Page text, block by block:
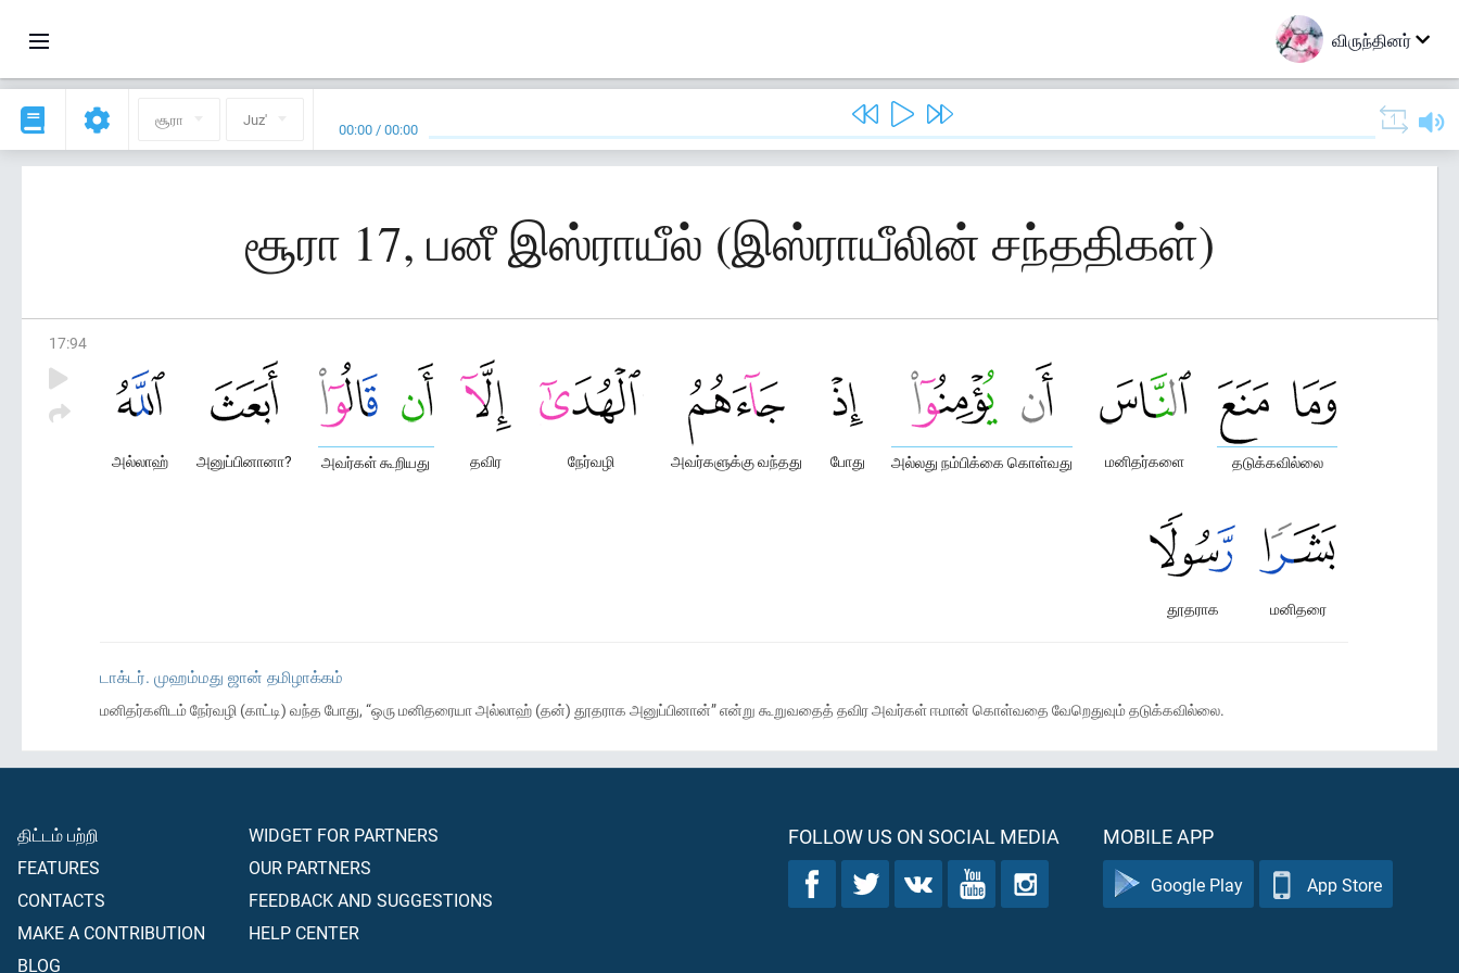
விருந்தினர்
சூரா Juz' 00:00 /00:00
சூரா 17, பனீ இஸ்ராயீல் (இஸ்ராயீலின் சந்ததிகள்)
17:94
தடுக்கவில்லை
மனிதர்களை
அல்லது நம்பிக்கை கொள்வது
போது
அவர்களுக்கு வந்தது
நேர்வழி
தவிர
அவர்கள் கூறியது
அனுப்பினானா?
அல்லாஹ்
மனிதரை
தூதராக
டாக்டர். முஹம்மது ஜான் தமிழாக்கம்
மனிதர்களிடம் நேர்வழி (காட்டி) வந்த போது, “ஒரு மனிதரையா அல்லாஹ் (தன்) தூதராக அனுப்பினான்” என்று கூறுவதைத் தவிர அவர்கள் ஈமான் கொள்வதை வேறெதுவும் தடுக்கவில்லை.
திட்டம் பற்றி
FEATURES
CONTACTS
MAKE A CONTRIBUTION
BLOG
WIDGET FOR PARTNERS
OUR PARTNERS
FEEDBACK AND SUGGESTIONS
HELP CENTER
FOLLOW US ON SOCIAL MEDIA MOBILE APP
Google Play App Store